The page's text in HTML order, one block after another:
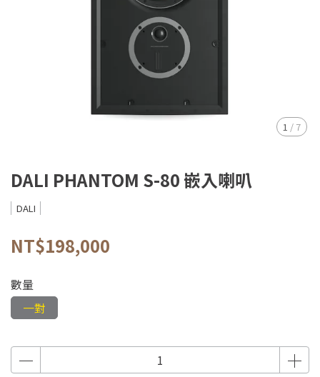
1 / 7
DALI PHANTOM S-80 嵌入喇叭
DALI
NT$198,000
數量
一對